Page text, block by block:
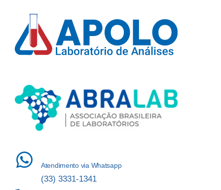
Atendimento via Whatsapp
(33) 3331-1341